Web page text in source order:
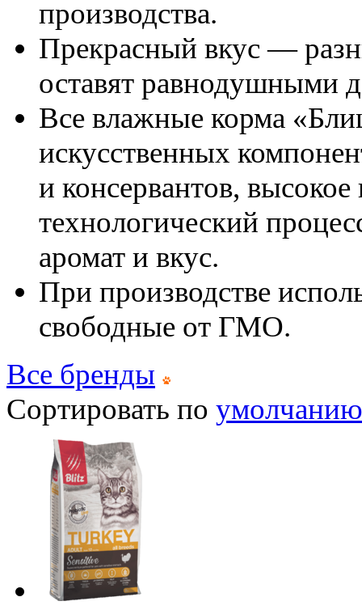
производства.
Прекрасный вкус —
оставят равнодушными
Все влажные корма
искусственных
и консервантов,
технологический
аромат и вкус.
При производстве
свободные от ГМО.
Все бренды
Сортировать по умолчанию